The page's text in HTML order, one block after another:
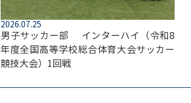
2026.07.25
男子サッカー部 インターハイ（令和8
年度全国高等学校総合体育大会サッカー
競技大会）1回戦